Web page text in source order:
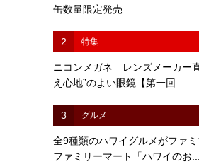
缶数量限定発売
2 特集
ニコンメガネ レンズメーカー
え心地”のよい眼鏡【第一回...
3 グルメ
全9種類のハワイグルメがファ
ファミリーマート「ハワイのお...